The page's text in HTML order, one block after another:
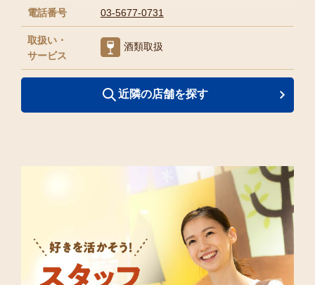
電話番号 03-5677-0731
取扱い・
サービス
酒類取扱